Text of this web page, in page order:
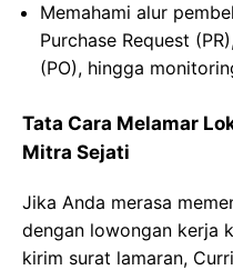
Memahami alur
Purchase Request
(PO), hingga
Tata Cara Melamar
Mitra Sejati
Jika Anda merasa
dengan lowongan kerja
kirim surat lamaran,